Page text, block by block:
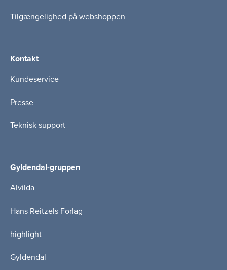
Tilgængelighed på webshoppen
Kontakt
Kundeservice
Presse
Teknisk support
Gyldendal-gruppen
Alvilda
Hans Reitzels Forlag
highlight
Gyldendal